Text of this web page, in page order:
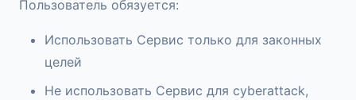
Пользователь обязуется:
Использовать Сервис только для законных
целей
Не использовать Сервис для cyberattack,